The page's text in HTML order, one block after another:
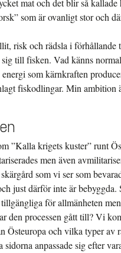
mat och det blir så kallade
som är ovanligt stor och
risk och rädsla i förhållande
till fisken. Vad känns
som kärnkraften
fiskodlingar. Min ambition
”Kalla krigets kuster” runt
men även
som vi ser som
just därför inte är bebyggda.
för allmänheten
den processen gått till? Vi
Östeuropa och vilka typer av
anpassade sig efter